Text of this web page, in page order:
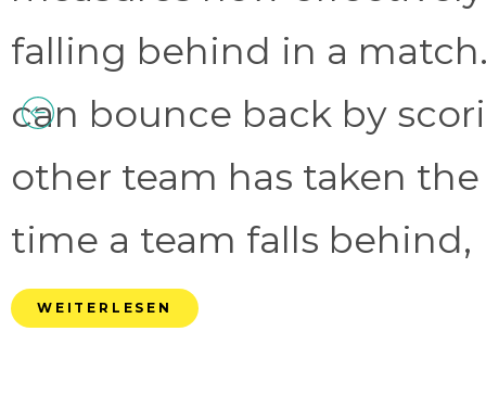
falling behind in a
can bounce back by
other team has taken
time a team falls behind,
WEITERLESEN